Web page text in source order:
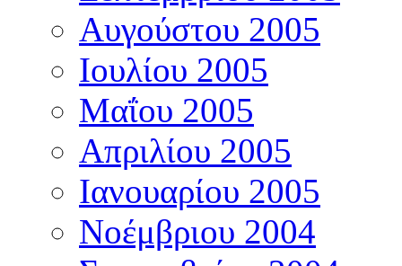
Αυγούστου 2005
Ιουλίου 2005
Μαΐου 2005
Απριλίου 2005
Ιανουαρίου 2005
Νοέμβριου 2004